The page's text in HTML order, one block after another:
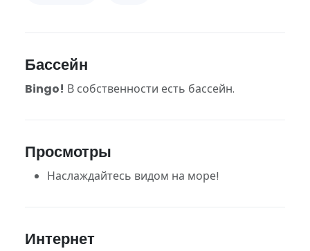
Бассейн
Bingo! В собственности есть бассейн.
Просмотры
Наслаждайтесь видом на море!
Интернет